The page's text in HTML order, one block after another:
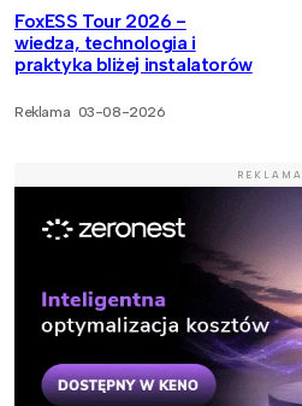
FoxESS Tour 2026 -
wiedza, technologia i
praktyka bliżej instalatorów
Reklama 03-08-2026
REKLAMA